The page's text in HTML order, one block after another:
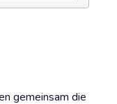
gemeinsam die